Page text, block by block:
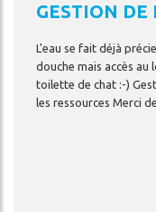
GESTION DE
L'eau se fait déjà
douche mais accès au
toilette de chat :-)
les ressources Merci de